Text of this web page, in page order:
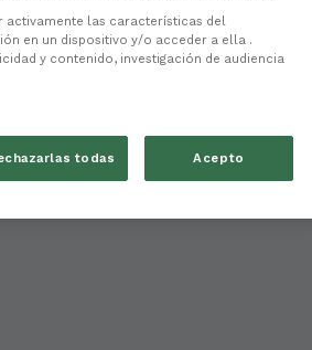
activamente las características del
en un dispositivo y/o acceder a ella .
y contenido, investigación de audiencia
todas Acepto